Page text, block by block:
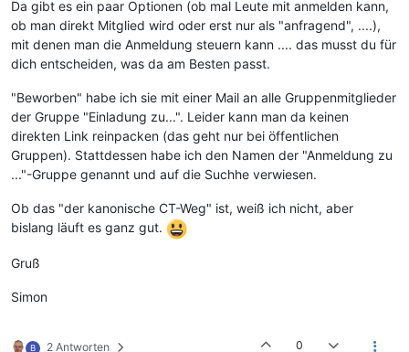
Da gibt es ein paar Optionen (ob mal Leute mit anmelden kann,
ob man direkt Mitglied wird oder erst nur als "anfragend", ....),
mit denen man die Anmeldung steuern kann .... das musst du für
dich entscheiden, was da am Besten passt.
"Beworben" habe ich sie mit einer Mail an alle Gruppenmitglieder
der Gruppe "Einladung zu...". Leider kann man da keinen
direkten Link reinpacken (das geht nur bei öffentlichen
Gruppen). Stattdessen habe ich den Namen der "Anmeldung zu
..."-Gruppe genannt und auf die Suchhe verwiesen.
Ob das "der kanonische CT-Weg" ist, weiß ich nicht, aber
bislang läuft es ganz gut.
Gruß
Simon
B 2 Antworten 0